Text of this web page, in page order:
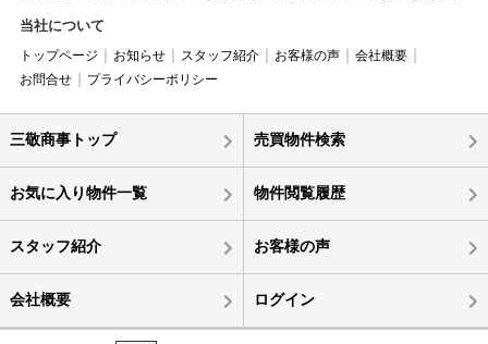
当社について
トップページ お知らせ スタッフ紹介 お客様の声
会社概要
お問合せ
プライバシーポリシー
三敬商事トップ 売買物件検索
お気に入り物件一覧 物件閲覧履歴
スタッフ紹介 お客様の声
会社概要 ログイン